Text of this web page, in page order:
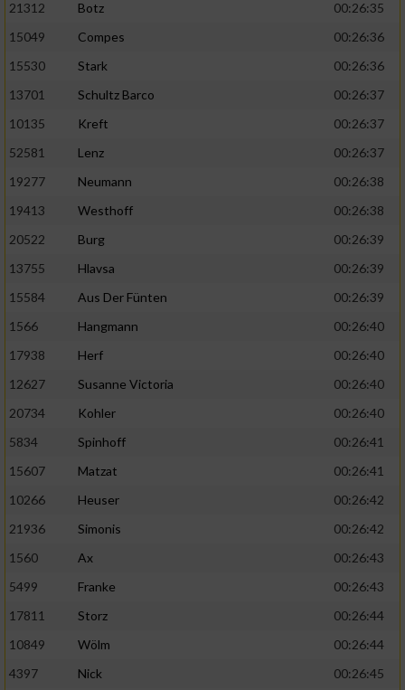
21312 Botz
00:26:35
15049
Compes
00:26:36
15530
Stark
00:26:36
13701
Schultz Barco
00:26:37
10135
Kreft
00:26:37
52581
Lenz
00:26:37
19277
Neumann
00:26:38
19413
Westhoff
00:26:38
20522
Burg
00:26:39
13755
Hlavsa
00:26:39
15584
Aus Der Fünten
00:26:39
1566
Hangmann
00:26:40
17938
Herf
00:26:40
12627
Susanne Victoria
00:26:40
20734
Kohler
00:26:40
5834
Spinhoff
00:26:41
15607
Matzat
00:26:41
10266
Heuser
00:26:42
21936
Simonis
00:26:42
1560
Ax
00:26:43
5499
Franke
00:26:43
17811
Storz
00:26:44
10849
Wölm
00:26:44
4397
Nick
00:26:45